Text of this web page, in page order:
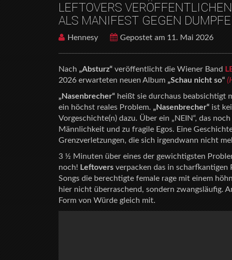
LEFTOVERS
ALS MANIFEST GEGEN
Hennesy Gepostet am 11. Mai 2026
Nach„Absturz“veröffentlicht die Wiener Band
2026 erwarteten neuen Album„Schau nicht so“
„Nasenbrecher“heißt sie durchaus beabsichtigt
ein höchst reales Problem.„Nasenbrecher“ist
Vorgeschichte(n) dazu. Über ein „NEIN“, das
Männlichkeit und zu fragile Egos. Eine
Grenzverletzungen, die sich irgendwann nicht
3 ½ Minuten über eines der gewichtigsten
noch!Leftoversverpacken das in scharfkantigen
Songs die berechtigte female rage mit einem
hier nicht überraschend, sondern zwangsläufig.
Form von Würde gleich mit.